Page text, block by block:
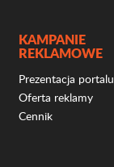
KAMPANIE
REKLAMOWE
Prezentacja portalu
Oferta reklamy
Cennik